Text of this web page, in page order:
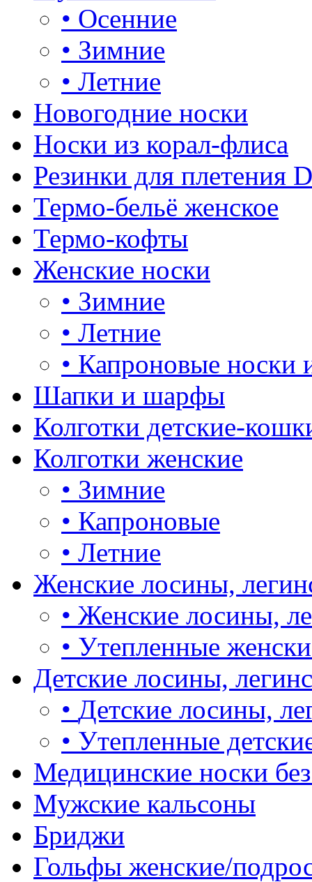
• Осенние
• Зимние
• Летние
Новогодние носки
Носки из корал-флиса
Резинки для плетения
Термо-бельё женское
Термо-кофты
Женские носки
• Зимние
• Летние
• Капроновые носки
Шапки и шарфы
Колготки детские-
Колготки женские
• Зимние
• Капроновые
• Летние
Женские лосины,
• Женские лосины,
• Утепленные
Детские лосины,
• Детские лосины,
• Утепленные
Медицинские носки
Мужские кальсоны
Бриджи
Гольфы женские/